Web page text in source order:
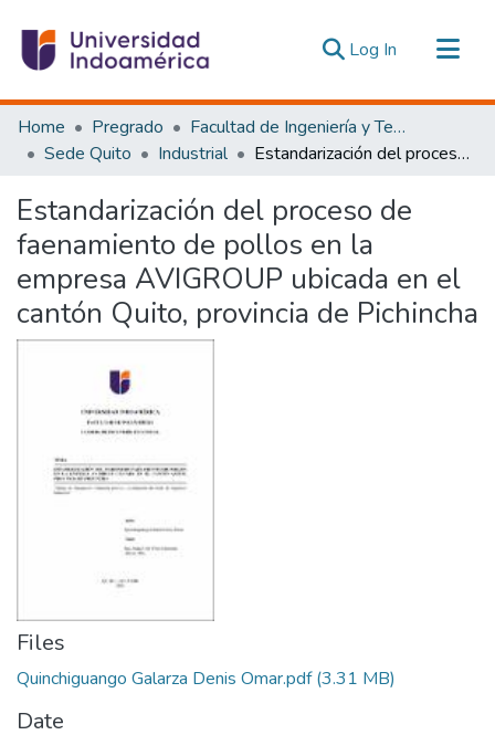
Log In (current)
Communities & Collections
All of DSpace
Estadísticas Externas
Home Pregrado
Facultad de Ingeniería y Tecnologías de la Información y la Comunicación
Sede Quito
Industrial Estandarización del proceso de faenamiento de pollos en la empresa AVIGROUP ubicada en el cantón Quito, provincia de Pichincha
Estandarización del proceso de
faenamiento de pollos en la
empresa AVIGROUP ubicada en el
cantón Quito, provincia de Pichincha
Files
Quinchiguango Galarza Denis Omar.pdf(3.31 MB)
Date